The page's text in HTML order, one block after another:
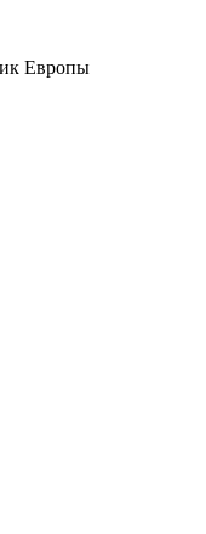
Европы